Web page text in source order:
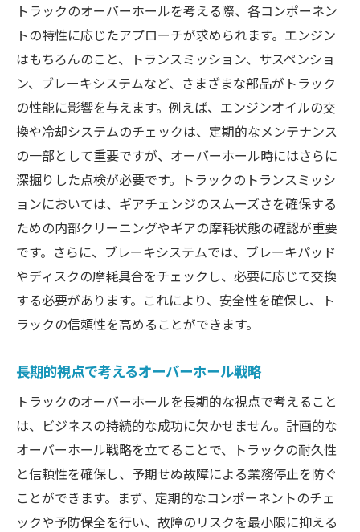
トラックのオーバーホールを考える際、各コンポーネン
トの特性に応じたアプローチが求められます。エンジン
はもちろんのこと、トランスミッション、サスペンショ
ン、ブレーキシステムなど、さまざまな部品がトラック
の性能に影響を与えます。例えば、エンジンオイルの交
換や冷却システムのチェックは、定期的なメンテナンス
の一部として重要ですが、オーバーホール時にはさらに
深掘りした点検が必要です。トラックのトランスミッシ
ョンにおいては、ギアチェンジのスムーズさを確保する
ための内部クリーニングやギアの摩耗状態の確認が重要
です。さらに、ブレーキシステムでは、ブレーキパッド
やディスクの摩耗具合をチェックし、必要に応じて交換
する必要があります。これにより、安全性を確保し、ト
ラックの信頼性を高めることができます。
長期的視点で考えるオーバーホール戦略
トラックのオーバーホールを長期的な視点で考えること
は、ビジネスの持続的な成功に欠かせません。計画的な
オーバーホール戦略を立てることで、トラックの耐久性
と信頼性を確保し、予期せぬ故障による業務停止を防ぐ
ことができます。まず、定期的なコンポーネントのチェ
ックや予防保全を行い、故障のリスクを最小限に抑える